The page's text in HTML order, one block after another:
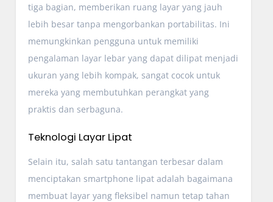
tiga bagian, memberikan ruang layar yang jauh
lebih besar tanpa mengorbankan portabilitas. Ini
memungkinkan pengguna untuk memiliki
pengalaman layar lebar yang dapat dilipat menjadi
ukuran yang lebih kompak, sangat cocok untuk
mereka yang membutuhkan perangkat yang
praktis dan serbaguna.
Teknologi Layar Lipat
Selain itu, salah satu tantangan terbesar dalam
menciptakan smartphone lipat adalah bagaimana
membuat layar yang fleksibel namun tetap tahan